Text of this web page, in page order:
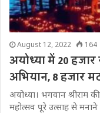
August 12, 2022 164
अयोध्या में 20
अभियान, 8 हजार
अयोध्या। भगवान श्रीराम
महोत्सव पूरे उत्साह से मनाने